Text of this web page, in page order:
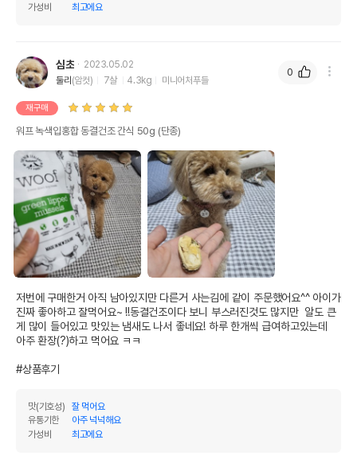
가성비
최고에요
심초
2023.05.02
둘리(암컷) 7살 4.3kg 미니어처푸들
재구매
워프 녹색입홍합 동결건조 간식 50g (단종)
저번에 구매한거 아직 남아있지만 다른거 사는김에 같이 주문했어요^^ 아이가
진짜 좋아하고 잘먹어요~ !!동결건조이다 보니 부스러진것도 많지만  알도 큰
게 많이 들어있고 맛있는 냄새도 나서 좋네요! 하루 한개씩 급여하고있는데
아주 환장(?)하고 먹어요 ㅋㅋ
#상품후기
맛(기호성)
잘 먹어요
유통기한
아주 넉넉해요
가성비
최고에요
0